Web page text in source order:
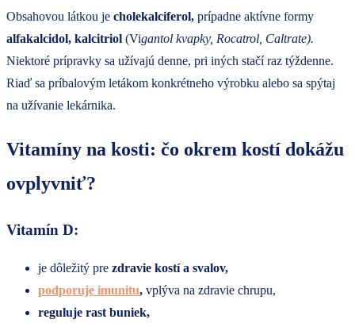
Obsahovou látkou je cholekalciferol, prípadne aktívne formy
alfakalcidol, kalcitriol (Vigantol kvapky, Rocatrol, Caltrate).
Niektoré prípravky sa užívajú denne, pri iných stačí raz týždenne.
Riaď sa príbalovým letákom konkrétneho výrobku alebo sa spýtaj
na užívanie lekárnika.
Vitamíny na kosti: čo okrem kostí dokážu
ovplyvniť?
Vitamín D:
je dôležitý pre zdravie kostí a svalov,
podporuje imunitu, vplýva na zdravie chrupu,
reguluje rast buniek,